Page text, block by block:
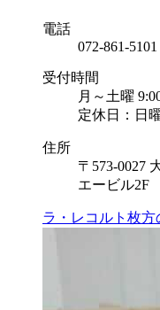
電話
072-861-5101
受付時間
月～土曜
定休日：日
住所
〒573-0027
エービル2F
ラ・レコルト枚方